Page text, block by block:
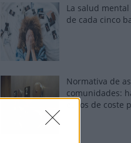
La salud
de cada cinco
Normativa de
comunidades:
euros de coste